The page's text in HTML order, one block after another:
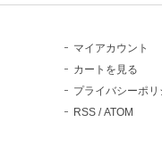
マイアカウント
カートを見る
プライバシーポリ
RSS /ATOM